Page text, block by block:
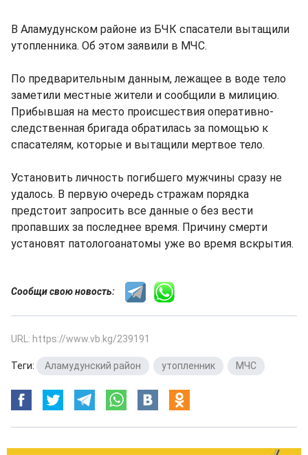
В Аламудунском районе из БЧК спасатели вытащили
утопленника. Об этом заявили в МЧС.
По предварительным данным, лежащее в воде тело
заметили местные жители и сообщили в милицию.
Прибывшая на место происшествия оперативно-
следственная бригада обратилась за помощью к
спасателям, которые и вытащили мертвое тело.
Установить личность погибшего мужчины сразу не
удалось. В первую очередь стражам порядка
предстоит запросить все данные о без вести
пропавших за последнее время. Причину смерти
установят патологоанатомы уже во время вскрытия.
Сообщи свою новость:
URL: https://www.vb.kg/239191
Теги: Аламудунский район утопленник МЧС